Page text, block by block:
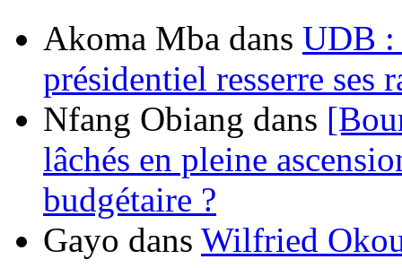
Akoma Mba dans UDB :
présidentiel resserre ses
Nfang Obiang dans
lâchés en pleine
budgétaire ?
Gayo dans Wilfried